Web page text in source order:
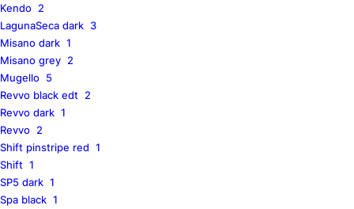
Kendo 2
LagunaSeca dark 3
Misano dark 1
Misano grey 2
Mugello 5
Revvo black edt 2
Revvo dark 1
Revvo 2
Shift pinstripe red 1
Shift 1
SP5 dark 1
Spa black 1